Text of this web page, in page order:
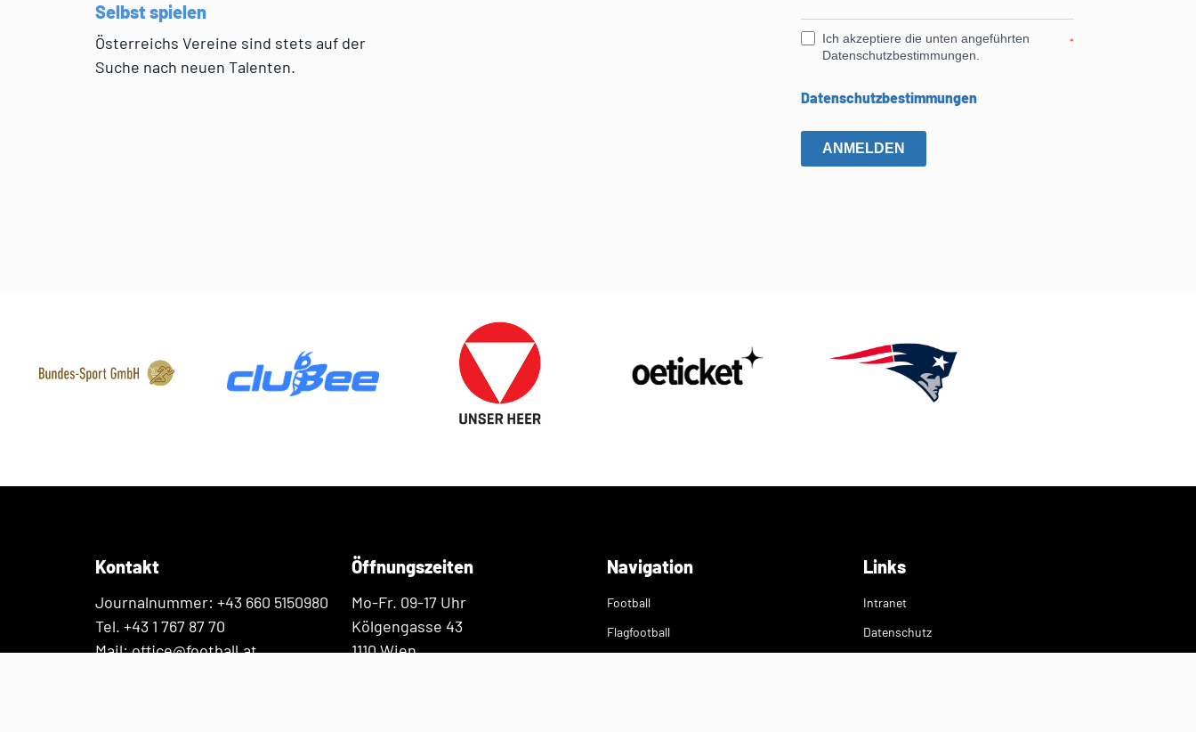
Selbst spielen
Österreichs Vereine sind stets auf der
Suche nach neuen Talenten.
Ich akzeptiere die unten angeführten
Datenschutzbestimmungen.
*
Datenschutzbestimmungen
ANMELDEN
Kontakt
Journalnummer: +43 660 5150980
Tel. +43 1 767 87 70
Mail: office@football.at
Öffnungszeiten
Mo-Fr. 09-17 Uhr
Kölgengasse 43
1110 Wien
Navigation
Football
Flagfootball
Links
Intranet
Datenschutz